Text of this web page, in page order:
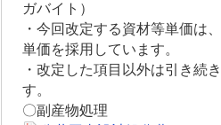
ガバイト）
・今回改定する資材等単価は
単価を採用しています。
・改定した項目以外は引き続
す。
〇副産物処理